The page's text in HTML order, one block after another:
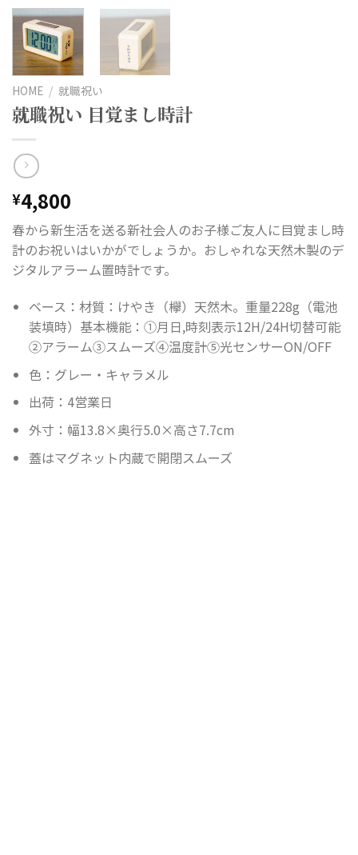
HOME / 就職祝い
就職祝い 目覚まし時計
¥4,800
春から新生活を送る新社会人のお子様ご友人に目覚まし時
計のお祝いはいかがでしょうか。おしゃれな天然木製のデ
ジタルアラーム置時計です。
ベース：材質：けやき（欅）天然木。重量228g（電池
装填時）基本機能：①月日,時刻表示12H/24H切替可能
②アラーム③スムーズ④温度計⑤光センサーON/OFF
色：グレー・キャラメル
出荷：4営業日
外寸：幅13.8×奥行5.0×高さ7.7cm
蓋はマグネット内蔵で開閉スムーズ